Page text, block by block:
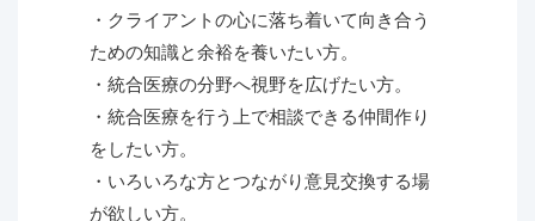
・クライアントの心に落ち着いて向き合う
ための知識と余裕を養いたい方。
・統合医療の分野へ視野を広げたい方。
・統合医療を行う上で相談できる仲間作り
をしたい方。
・いろいろな方とつながり意見交換する場
が欲しい方。